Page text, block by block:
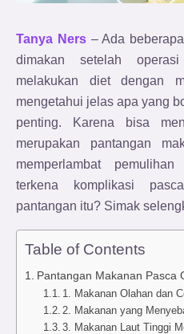
Tanya Ners– Ada
dimakan setelah
melakukan diet dengan
mengetahui jelas apa yang
penting. Karena bisa
merupakan pantangan
memperlambat
terkena komplikasi
pantangan itu? Simak
Table of Contents
Pantangan Makanan Pasca
1. Makanan Olahan dan
2. Makanan yang
3. Makanan Laut Tinggi